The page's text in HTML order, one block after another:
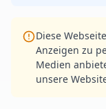
Diese
Anzeigen zu
Medien
unsere